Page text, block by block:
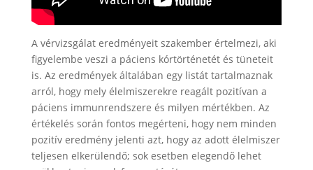
A vérvizsgálat eredményeit szakember értelmezi, aki
figyelembe veszi a páciens kórtörténetét és tüneteit
is. Az eredmények általában egy listát tartalmaznak
arról, hogy mely élelmiszerekre reagált pozitívan a
páciens immunrendszere és milyen mértékben. Az
értékelés során fontos megérteni, hogy nem minden
pozitív eredmény jelenti azt, hogy az adott élelmiszer
teljesen elkerülendő; sok esetben elegendő lehet